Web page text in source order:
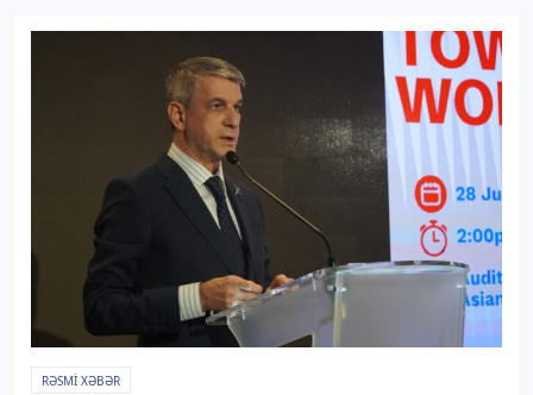
RƏSMI XƏBƏR